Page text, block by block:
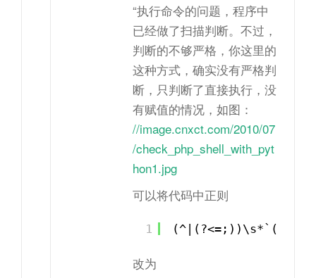
“执行命令的问题，程序中
已经做了扫描判断。不过，
判断的不够严格，你这里的
这种方式，确实没有严格判
断，只判断了直接执行，没
有赋值的情况，如图：
//image.cnxct.com/2010/07
/check_php_shell_with_pyt
hon1.jpg
可以将代码中正则
1
改为